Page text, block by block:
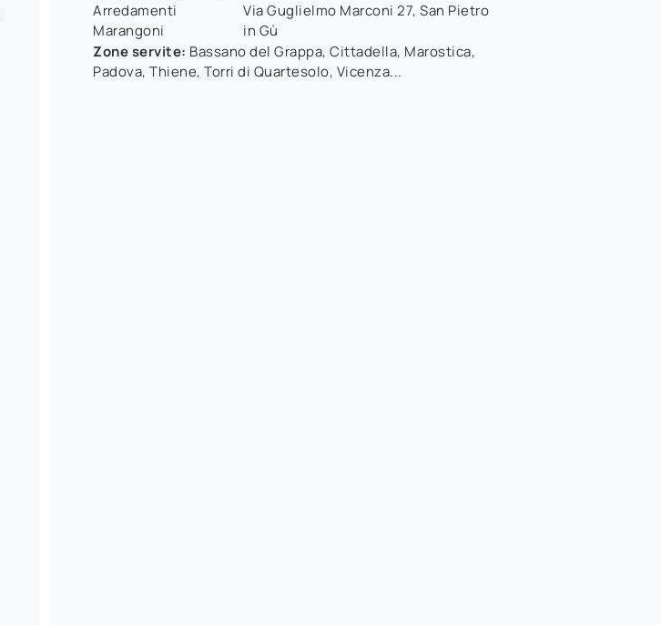
Arredamenti
Marangoni
Via Guglielmo Marconi 27,San Pietro
in Gù
Zone servite: Bassano del Grappa, Cittadella, Marostica,
Padova, Thiene, Torri di Quartesolo, Vicenza...